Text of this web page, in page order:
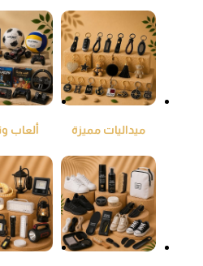
ميداليات مميزة ألعاب